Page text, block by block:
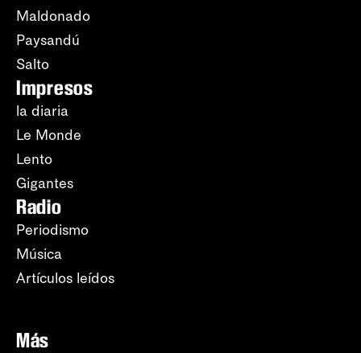
Maldonado
Paysandú
Salto
Impresos
la diaria
Le Monde
Lento
Gigantes
Radio
Periodismo
Música
Artículos leídos
Más